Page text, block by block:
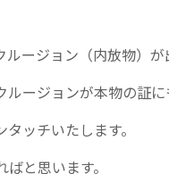
ージョン（内放物）が
ルージョンが本物の証
ッチいたします。
と思います。